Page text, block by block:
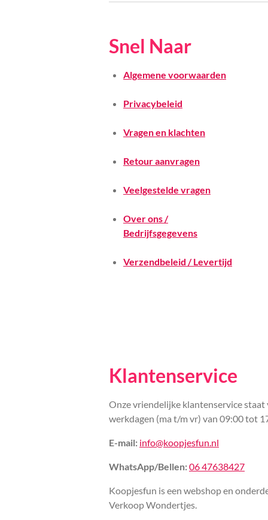
Snel Naar
Algemene voorwaarden
Privacybeleid
Vragen en klachten
Retour aanvragen
Veelgestelde vragen
Over ons /
Bedrijfsgegevens
Verzendbeleid / Levertijd
Klantenservice
Onze vriendelijke klantenservice staat
werkdagen (ma t/m vr) van 09:00 tot
E-mail: info@koopjesfun.nl
WhatsApp/Bellen:06 47638427
Koopjesfun is een webshop en
Verkoop Wondertjes.